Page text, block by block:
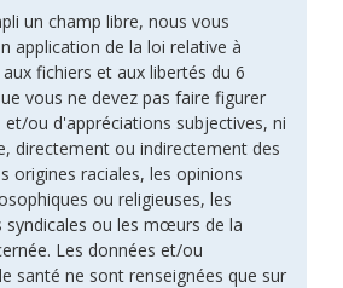
un champ libre, nous vous
application de la loi relative à
fichiers et aux libertés du 6
vous ne devez pas faire figurer
ou d'appréciations subjectives, ni
directement ou indirectement des
origines raciales, les opinions
ou religieuses, les
syndicales ou les mœurs de la
Les données et/ou
santé ne sont renseignées que sur